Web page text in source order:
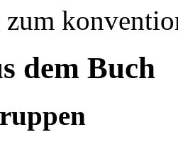
dem Buch